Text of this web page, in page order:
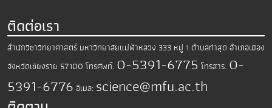
ติดต่อเรา
สำนักวิชาวิทยาศาสตร์ มหาวิทยาลัยแม่ฟ้าหลวง 333 หมู่ 1 ตำบลท่าสุด อำเภอเมือง
จังหวัดเชียงราย 57100 โทรศัพท์. 0-5391-6775 โทรสาร. 0-
5391-6776 อีเมล: science@mfu.ac.th